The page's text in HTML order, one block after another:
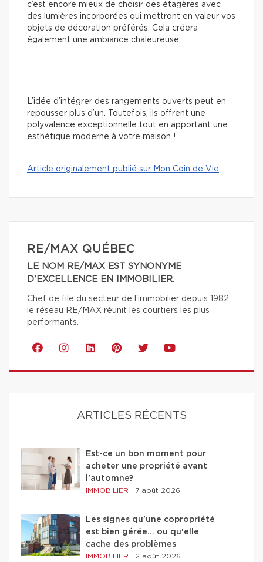
c’est encore mieux de choisir des étagères avec
des lumières incorporées qui mettront en valeur vos
objets de décoration préférés. Cela créera
également une ambiance chaleureuse.
L’idée d’intégrer des rangements ouverts peut en
repousser plus d’un. Toutefois, ils offrent une
polyvalence exceptionnelle tout en apportant une
esthétique moderne à votre maison !
Article originalement publié sur Mon Coin de Vie
RE/MAX QUÉBEC
LE NOM RE/MAX EST SYNONYME
D'EXCELLENCE EN IMMOBILIER.
Chef de file du secteur de l'immobilier depuis 1982,
le réseau RE/MAX réunit les courtiers les plus
performants.
ARTICLES RÉCENTS
Est-ce un bon moment pour
acheter une propriété avant
l'automne?
IMMOBILIER 7 août 2026
Les signes qu'une copropriété
est bien gérée… ou qu'elle
cache des problèmes
IMMOBILIER 2 août 2026